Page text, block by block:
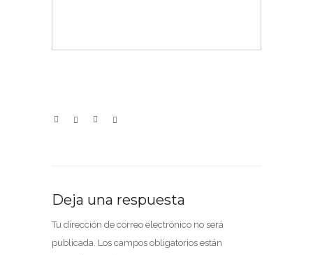
Deja una respuesta
Tu dirección de correo electrónico no será
publicada. Los campos obligatorios están